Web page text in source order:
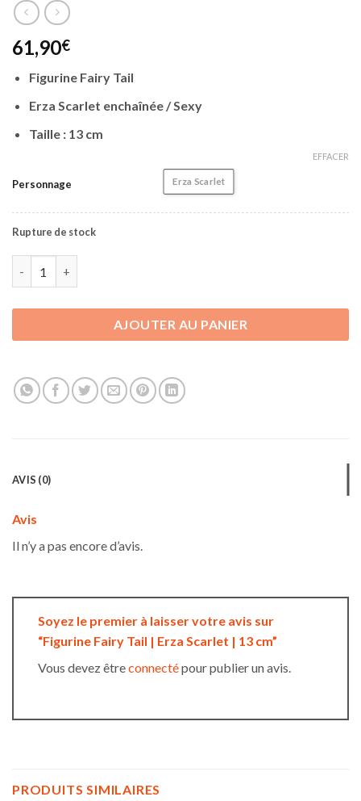
61,90€
Figurine Fairy Tail
Erza Scarlet enchaînée / Sexy
Taille : 13 cm
Personnage Erza Scarlet
EFFACER
Rupture de stock
AJOUTER AU PANIER
AVIS (0)
Avis
Il n’y a pas encore d’avis.
Soyez le premier à laisser votre avis sur
“Figurine Fairy Tail | Erza Scarlet | 13 cm”
Vous devez êtreconnectépour publier un avis.
PRODUITS SIMILAIRES